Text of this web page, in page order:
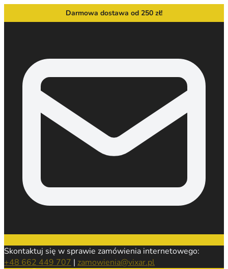
Darmowa dostawa od 250 zł!
Skontaktuj się w sprawie zamówienia internetowego:
+48 662 449 707 | zamowienia@vixar.pl